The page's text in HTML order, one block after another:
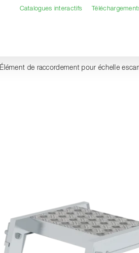
Catalogues interactifs
Élément de raccordement pour échelle